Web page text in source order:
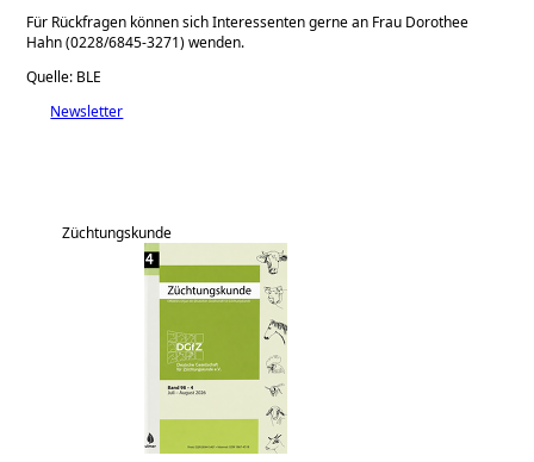
Für Rückfragen können sich Interessenten gerne an Frau Dorothee
Hahn (0228/6845-3271) wenden.
Quelle: BLE
Newsletter
Züchtungskunde